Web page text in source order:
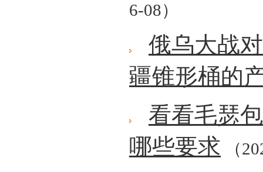
6-08）
俄乌大战
疆锥形桶的
看看毛瑟
哪些要求 （